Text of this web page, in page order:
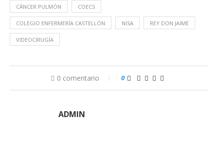
CÁNCER PULMÓN COECS
COLEGIO ENFERMERÍA CASTELLÓN NISA REY DON JAIME
VIDEOCIRUGÍA
0 comentario 0
ADMIN